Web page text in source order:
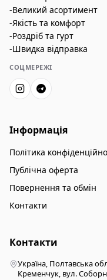
-Великий асортимент
-Якість та комфорт
-Роздріб та гурт
-Швидка відправка
СОЦМЕРЕЖІ
Інформація
Політика
Публічна оферта
Повернення та обмін
Контакти
Контакти
Україна, Полтавська
Кременчук, вул.